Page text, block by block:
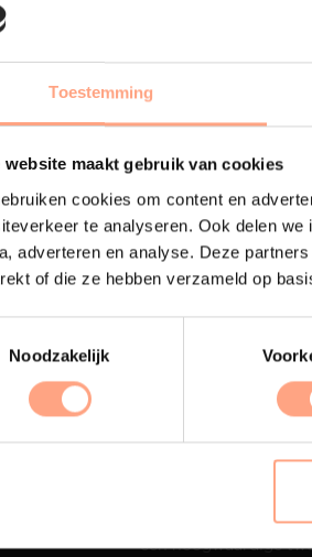
Toestemming
website maakt gebruik van cookies
cookies om content en
te analyseren. Ook delen
adverteren en analyse. Deze
of die ze hebben verzameld op
Noodzakelijk
Lees meer
De meubelen worden
eigen spuiterij
een hoogwaardige